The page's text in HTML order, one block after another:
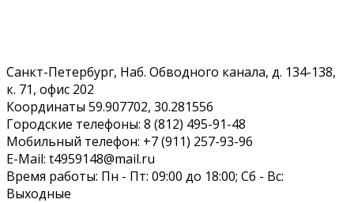
Санкт-Петербург, Наб. Обводного канала, д. 134-138,
к. 71, офис 202
Координаты 59.907702, 30.281556
Городские телефоны: 8 (812) 495-91-48
Мобильный телефон: +7 (911) 257-93-96
E-Mail: t4959148@mail.ru
Время работы: Пн - Пт: 09:00 до 18:00; Сб - Вс:
Выходные